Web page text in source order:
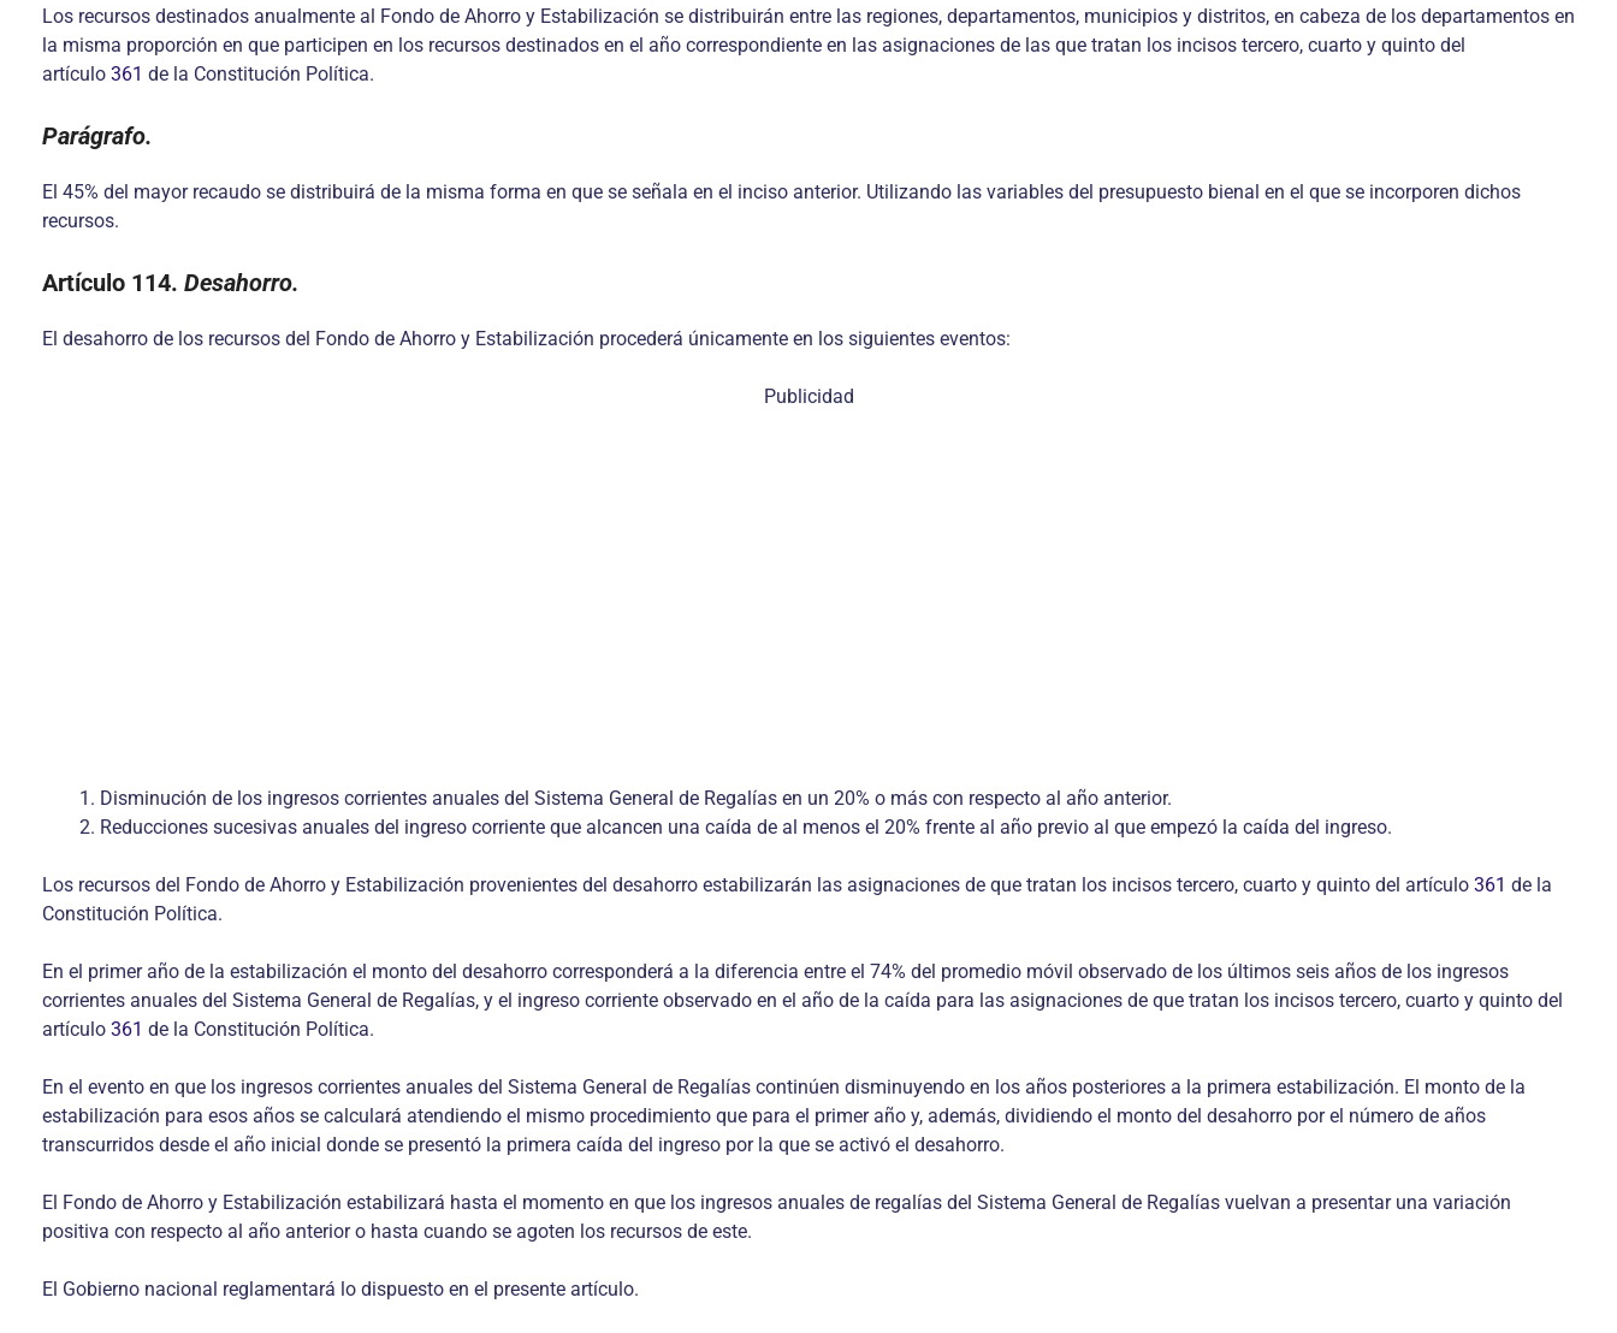
Los recursos destinados anualmente al Fondo de Ahorro y Estabilización se distribuirán entre las regiones, departamentos, municipios y distritos, en cabeza de los departamentos en
la misma proporción en que participen en los recursos destinados en el año correspondiente en las asignaciones de las que tratan los incisos tercero, cuarto y quinto del
artículo 361 de la Constitución Política.
Parágrafo.
El 45% del mayor recaudo se distribuirá de la misma forma en que se señala en el inciso anterior. Utilizando las variables del presupuesto bienal en el que se incorporen dichos
recursos.
Artículo 114. Desahorro.
El desahorro de los recursos del Fondo de Ahorro y Estabilización procederá únicamente en los siguientes eventos:
Publicidad
Disminución de los ingresos corrientes anuales del Sistema General de Regalías en un 20% o más con respecto al año anterior.
Reducciones sucesivas anuales del ingreso corriente que alcancen una caída de al menos el 20% frente al año previo al que empezó la caída del ingreso.
Los recursos del Fondo de Ahorro y Estabilización provenientes del desahorro estabilizarán las asignaciones de que tratan los incisos tercero, cuarto y quinto del artículo 361 de la
Constitución Política.
En el primer año de la estabilización el monto del desahorro corresponderá a la diferencia entre el 74% del promedio móvil observado de los últimos seis años de los ingresos
corrientes anuales del Sistema General de Regalías, y el ingreso corriente observado en el año de la caída para las asignaciones de que tratan los incisos tercero, cuarto y quinto del
artículo 361 de la Constitución Política.
En el evento en que los ingresos corrientes anuales del Sistema General de Regalías continúen disminuyendo en los años posteriores a la primera estabilización. El monto de la
estabilización para esos años se calculará atendiendo el mismo procedimiento que para el primer año y, además, dividiendo el monto del desahorro por el número de años
transcurridos desde el año inicial donde se presentó la primera caída del ingreso por la que se activó el desahorro.
El Fondo de Ahorro y Estabilización estabilizará hasta el momento en que los ingresos anuales de regalías del Sistema General de Regalías vuelvan a presentar una variación
positiva con respecto al año anterior o hasta cuando se agoten los recursos de este.
El Gobierno nacional reglamentará lo dispuesto en el presente artículo.